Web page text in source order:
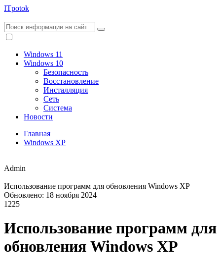
ITpotok
Windows 11
Windows 10
Безопасность
Восстановление
Инсталляция
Сеть
Система
Новости
Главная
Windows XP
Admin
Использование программ для обновления Windows XP
Обновлено: 18 ноября 2024
1225
Использование программ для
обновления Windows XP